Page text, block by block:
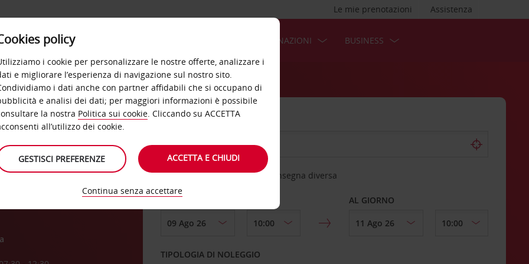
Assistenza
Le mie prenotazioni
OFFERTE DESTINAZIONI BUSINESS
Scegli una località di riconsegna diversa
DAL GIORNO AL GIORNO
TIPOLOGIA DI NOLEGGIO
policy
i cookie per personalizzare le nostre offerte, analizzare i
e migliorare l’esperienza di navigazione sul nostro sito.
i dati anche con partner affidabili che si occupano di
e analisi dei dati; per maggiori informazioni è possibile
la nostra Politica sui cookie. Cliccando su ACCETTA
all’utilizzo dei cookie.
GESTISCI PREFERENZE ACCETTA E CHIUDI
Continua senza accettare